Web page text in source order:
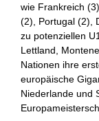
wie Frankreich
(2), Portugal (2),
zu potenziellen
Lettland,
Nationen ihre
europäische
Niederlande und